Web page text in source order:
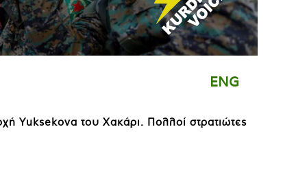
ENG
Yuksekova του Χακάρι. Πολλοί στρατιώτες